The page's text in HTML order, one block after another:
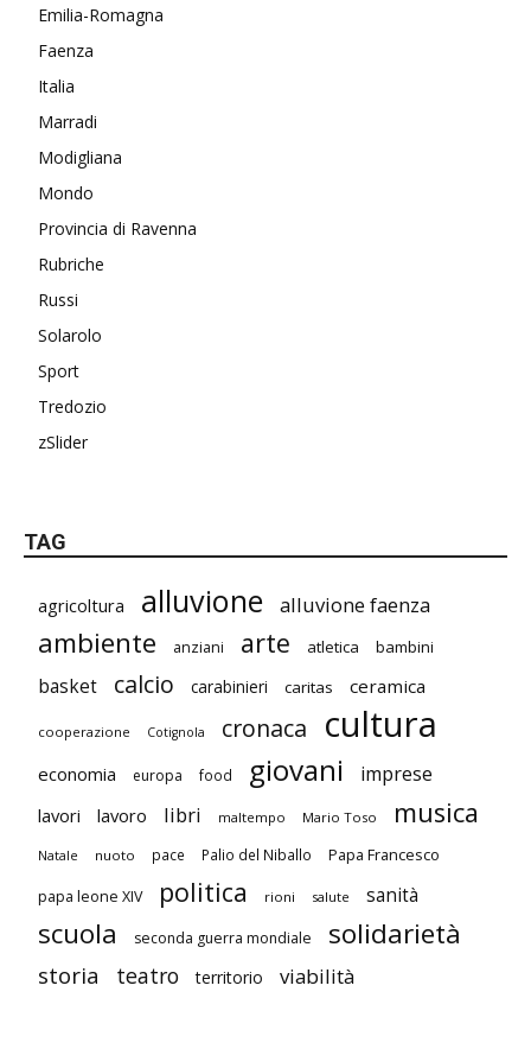
Emilia-Romagna
Faenza
Italia
Marradi
Modigliana
Mondo
Provincia di Ravenna
Rubriche
Russi
Solarolo
Sport
Tredozio
zSlider
TAG
agricoltura alluvione alluvione faenza
ambiente anziani arte atletica bambini
basket calcio carabinieri caritas ceramica
cooperazione Cotignola cronaca cultura
economia europa food giovani imprese
lavori lavoro libri maltempo Mario Toso musica
Natale nuoto pace Palio del Niballo Papa Francesco
papa leone XIV politica rioni salute sanità
scuola seconda guerra mondiale solidarietà
storia teatro territorio viabilità